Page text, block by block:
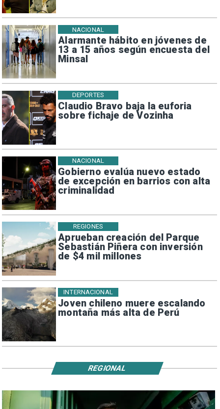
Alarmante hábito en jóvenes de
13 a 15 años según encuesta del
Minsal
NACIONAL
Claudio Bravo baja la euforia
sobre fichaje de Vozinha
DEPORTES
Gobierno evalúa nuevo estado
de excepción en barrios con alta
criminalidad
NACIONAL
Aprueban creación del Parque
Sebastián Piñera con inversión
de $4 mil millones
REGIONES
Joven chileno muere escalando
montaña más alta de Perú
INTERNACIONAL
REGIONAL